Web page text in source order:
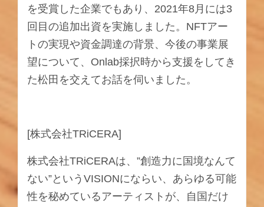
を受賞した企業でもあり、2021年8月には3
回目の追加出資を実施しました。NFTアー
トの実現や資金調達の背景、今後の事業展
望について、Onlab採択時から支援をしてき
た松田を交えてお話を伺いました。
[株式会社TRiCERA]
株式会社TRiCERAは、”創造力に国境なんて
ない”というVISIONにならい、あらゆる可能
性を秘めているアーティストが、自国だけ